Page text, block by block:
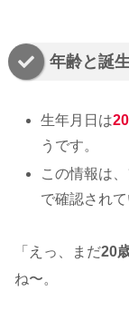
年齢と誕
生年月日は
うです。
この情報は
で確認されて
「えっ、まだ20
ね〜。